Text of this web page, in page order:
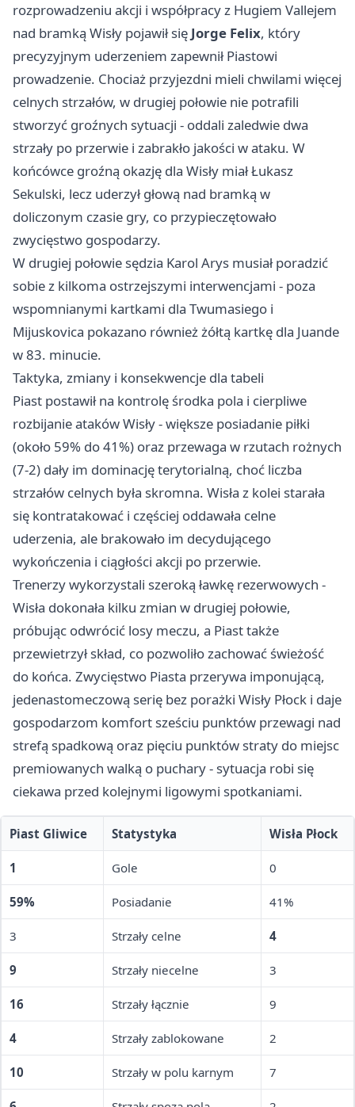
rozprowadzeniu akcji i współpracy z Hugiem Vallejem
nad bramką Wisły pojawił się Jorge Felix, który
precyzyjnym uderzeniem zapewnił Piastowi
prowadzenie. Chociaż przyjezdni mieli chwilami więcej
celnych strzałów, w drugiej połowie nie potrafili
stworzyć groźnych sytuacji - oddali zaledwie dwa
strzały po przerwie i zabrakło jakości w ataku. W
końcówce groźną okazję dla Wisły miał Łukasz
Sekulski, lecz uderzył głową nad bramką w
doliczonym czasie gry, co przypieczętowało
zwycięstwo gospodarzy.
W drugiej połowie sędzia Karol Arys musiał poradzić
sobie z kilkoma ostrzejszymi interwencjami - poza
wspomnianymi kartkami dla Twumasiego i
Mijuskovica pokazano również żółtą kartkę dla Juande
w 83. minucie.
Taktyka, zmiany i konsekwencje dla tabeli
Piast postawił na kontrolę środka pola i cierpliwe
rozbijanie ataków Wisły - większe posiadanie piłki
(około 59% do 41%) oraz przewaga w rzutach rożnych
(7-2) dały im dominację terytorialną, choć liczba
strzałów celnych była skromna. Wisła z kolei starała
się kontratakować i częściej oddawała celne
uderzenia, ale brakowało im decydującego
wykończenia i ciągłości akcji po przerwie.
Trenerzy wykorzystali szeroką ławkę rezerwowych -
Wisła dokonała kilku zmian w drugiej połowie,
próbując odwrócić losy meczu, a Piast także
przewietrzył skład, co pozwoliło zachować świeżość
do końca. Zwycięstwo Piasta przerywa imponującą,
jedenastomeczową serię bez porażki Wisły Płock i daje
gospodarzom komfort sześciu punktów przewagi nad
strefą spadkową oraz pięciu punktów straty do miejsc
premiowanych walką o puchary - sytuacja robi się
ciekawa przed kolejnymi ligowymi spotkaniami.
Piast Gliwice Statystyka Wisła Płock
1 Gole 0
59% Posiadanie 41%
3 Strzały celne 4
9 Strzały niecelne 3
16 Strzały łącznie 9
4 Strzały zablokowane 2
10 Strzały w polu karnym 7